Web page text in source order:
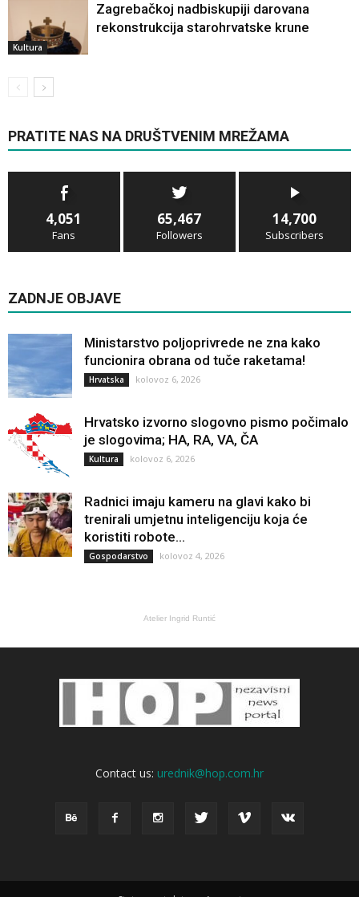
Kultura
Zagrebačkoj nadbiskupiji darovana
rekonstrukcija starohrvatske krune
PRATITE NAS NA DRUŠTVENIM MREŽAMA
4,051
Fans
65,467
Followers
14,700
Subscribers
ZADNJE OBJAVE
Ministarstvo poljoprivrede ne zna kako
funcionira obrana od tuče raketama!
Hrvatska kolovoz 6, 2026
Hrvatsko izvorno slogovno pismo počimalo
je slogovima; HA, RA, VA, ČA
Kultura kolovoz 6, 2026
Radnici imaju kameru na glavi kako bi
trenirali umjetnu inteligenciju koja će
koristiti robote...
Gospodarstvo kolovoz 4, 2026
Atelier Ingrid Runtić
Contact us: urednik@hop.com.hr